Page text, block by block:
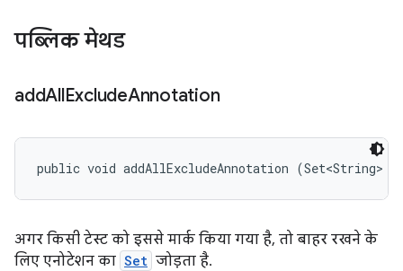
पब्लिक मेथड
addAllExcludeAnnotation
public void addAllExcludeAnnotation (Set<String>
अगर किसी टेस्ट को इससे मार्क किया गया है, तो बाहर रखने के
लिए एनोटेशन का Set जोड़ता है.